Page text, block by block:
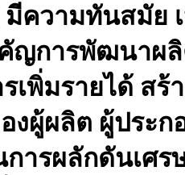
ความทันสมัย
คัญการพัฒนา
เพิ่มรายได้ สร้
งผู้ผลิต ผู้ประก
การผลักดันเศร